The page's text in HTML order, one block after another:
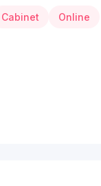
Cabinet Online